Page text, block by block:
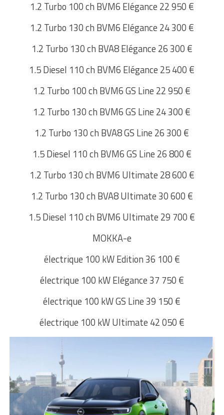
1.2 Turbo 100 ch BVM6 Elégance 22 950 €
1.2 Turbo 130 ch BVM6 Elégance 24 300 €
1.2 Turbo 130 ch BVA8 Elégance 26 300 €
1.5 Diesel 110 ch BVM6 Elégance 25 400 €
1.2 Turbo 100 ch BVM6 GS Line 22 950 €
1.2 Turbo 130 ch BVM6 GS Line 24 300 €
1.2 Turbo 130 ch BVA8 GS Line 26 300 €
1.5 Diesel 110 ch BVM6 GS Line 26 800 €
1.2 Turbo 130 ch BVM6 Ultimate 28 600 €
1.2 Turbo 130 ch BVA8 Ultimate 30 600 €
1.5 Diesel 110 ch BVM6 Ultimate 29 700 €
MOKKA-e
électrique 100 kW Edition 36 100 €
électrique 100 kW Elégance 37 750 €
électrique 100 kW GS Line 39 150 €
électrique 100 kW Ultimate 42 050 €